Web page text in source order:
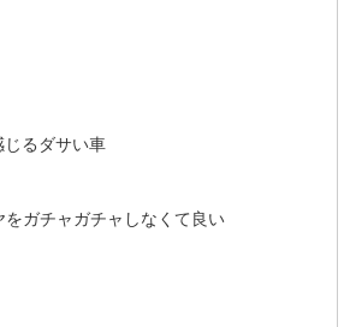
じるダサい車
ガチャガチャしなくて良い